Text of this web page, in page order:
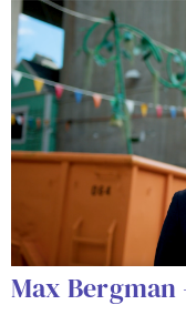
Max Bergman